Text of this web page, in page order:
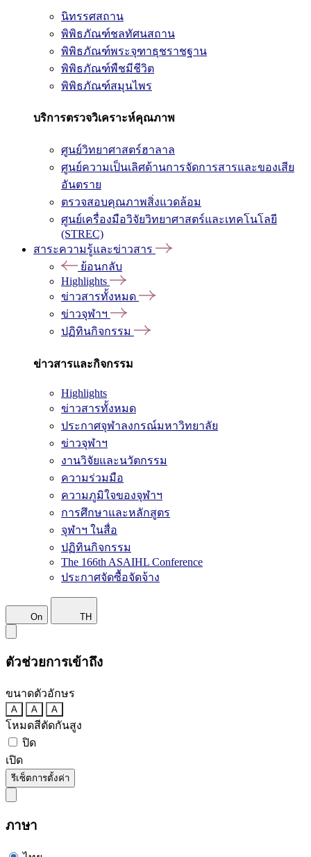
นิทรรศสถาน
พิพิธภัณฑ์ชลทัศนสถาน
พิพิธภัณฑ์พระจุฑาธุชราชฐาน
พิพิธภัณฑ์พืชมีชีวิต
พิพิธภัณฑ์สมุนไพร
บริการตรวจวิเคราะห์คุณภาพ
ศูนย์วิทยาศาสตร์ฮาลาล
ศูนย์ความเป็นเลิศด้านการจัดการสารและของเสีย
อันตราย
ตรวจสอบคุณภาพสิ่งแวดล้อม
ศูนย์เครื่องมือวิจัยวิทยาศาสตร์และเทคโนโลยี
(STREC)
สาระความรู้และข่าวสาร
ย้อนกลับ
Highlights
ข่าวสารทั้งหมด
ข่าวจุฬาฯ
ปฏิทินกิจกรรม
ข่าวสารและกิจกรรม
Highlights
ข่าวสารทั้งหมด
ประกาศจุฬาลงกรณ์มหาวิทยาลัย
ข่าวจุฬาฯ
งานวิจัยและนวัตกรรม
ความร่วมมือ
ความภูมิใจของจุฬาฯ
การศึกษาและหลักสูตร
จุฬาฯ ในสื่อ
ปฏิทินกิจกรรม
The 166th ASAIHL Conference
ประกาศจัดซื้อจัดจ้าง
On TH
ตัวช่วยการเข้าถึง
ขนาดตัวอักษร
A A A
โหมดสีตัดกันสูง
ปิด
เปิด
รีเซ็ตการตั้งค่า
ภาษา